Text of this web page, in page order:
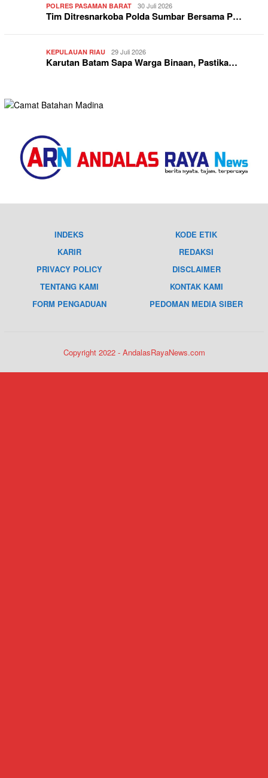
POLRES PASAMAN BARAT 30 Juli 2026
Tim Ditresnarkoba Polda Sumbar Bersama P…
KEPULAUAN RIAU 29 Juli 2026
Karutan Batam Sapa Warga Binaan, Pastika…
INDEKS
KODE ETIK
KARIR
REDAKSI
PRIVACY POLICY
DISCLAIMER
TENTANG KAMI
KONTAK KAMI
FORM PENGADUAN
PEDOMAN MEDIA SIBER
Copyright 2022 - AndalasRayaNews.com